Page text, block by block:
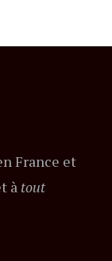
France et
à tout